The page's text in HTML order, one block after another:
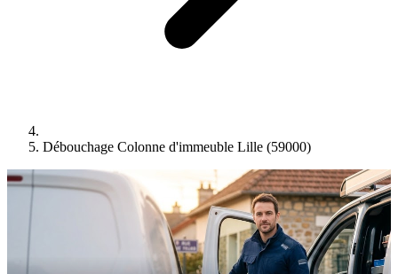
Débouchage Colonne d'immeuble Lille (59000)